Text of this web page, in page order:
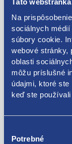
Táto
Na
sociálnych
súbory cookie.
webové stránky,
oblasti
môžu príslušné
údajmi, ktoré
keď ste
súhlasu
Potrebné
Obsah sady:
10x plastová
6x kovová
16x
Použiteľné pre